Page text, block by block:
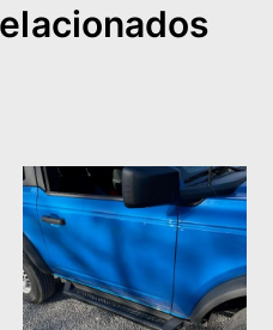
AÑADIR AL CARRITO
/
DETALLES